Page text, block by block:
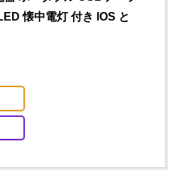
懐中電灯 付き IOS と